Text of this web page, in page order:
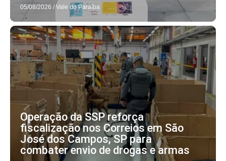
05/08/2026 / Vale do Paraíba
Operação da SSP reforça
fiscalização nos Correios em São
José dos Campos, SP para
combater envio de drogas e armas